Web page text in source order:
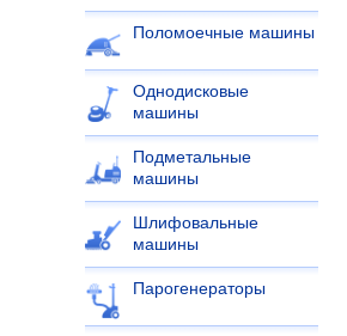
Поломоечные машины
Однодисковые
машины
Подметальные
машины
Шлифовальные
машины
Парогенераторы